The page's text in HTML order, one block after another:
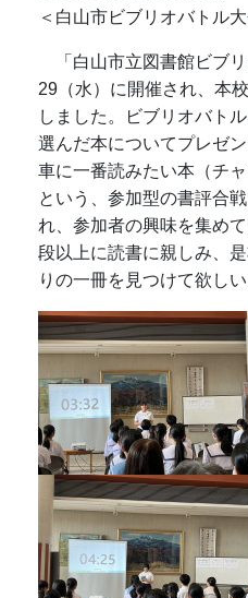
＜白山市ビブリオバトル大
「白山市立図書館ビブ
29（水）に開催され、本
しました。ビブリオバト
選んだ本についてプレゼ
車に一番読みたい本（チ
という、参加型の書評合
れ、参加者の興味を集め
段以上に読書に親しみ、
りの一冊を見つけて欲しい